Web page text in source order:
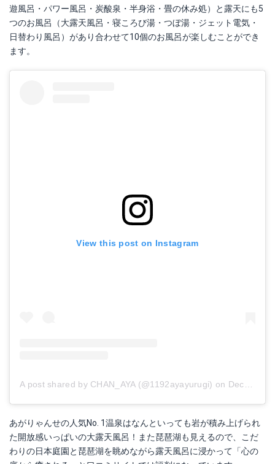
遊風呂・パワー風呂・炭酸泉・半身浴・畳の休み処）と露天にも5
つのお風呂（大露天風呂・寝ころび湯・つぼ湯・ジェット電気・
日替わり風呂）があり合わせて10個のお風呂が楽しむことができ
ます。
View this post on Instagram
A post shared by CHAN_AYA (@1192ayayurugi) on Dec 6, 2017 at 5:06am PST
あがりゃんせの人気No. 1温泉はなんといっても岩が積み上げられ
た開放感いっぱいの大露天風呂！また琵琶湖も見えるので、こだ
わりの日本庭園と琵琶湖を眺めながら露天風呂に浸かって「心の